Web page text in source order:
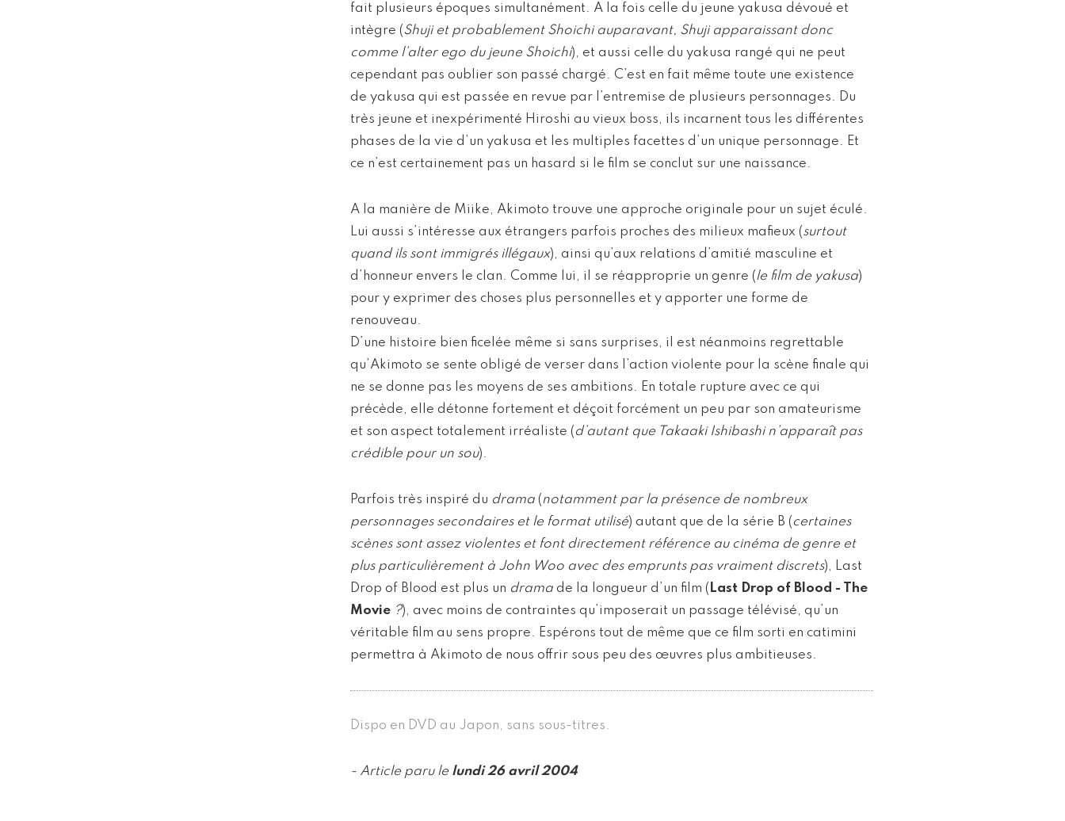
fait plusieurs époques simultanément. A la fois celle du jeune yakusa dévoué et
intègre (Shuji et probablement Shoichi auparavant, Shuji apparaissant donc
comme l’alter ego du jeune Shoichi), et aussi celle du yakusa rangé qui ne peut
cependant pas oublier son passé chargé. C’est en fait même toute une existence
de yakusa qui est passée en revue par l’entremise de plusieurs personnages. Du
très jeune et inexpérimenté Hiroshi au vieux boss, ils incarnent tous les différentes
phases de la vie d’un yakusa et les multiples facettes d’un unique personnage. Et
ce n’est certainement pas un hasard si le film se conclut sur une naissance.
A la manière de Miike, Akimoto trouve une approche originale pour un sujet éculé.
Lui aussi s’intéresse aux étrangers parfois proches des milieux mafieux (surtout
quand ils sont immigrés illégaux), ainsi qu’aux relations d’amitié masculine et
d’honneur envers le clan. Comme lui, il se réapproprie un genre (le film de yakusa)
pour y exprimer des choses plus personnelles et y apporter une forme de
renouveau.
D’une histoire bien ficelée même si sans surprises, il est néanmoins regrettable
qu’Akimoto se sente obligé de verser dans l’action violente pour la scène finale qui
ne se donne pas les moyens de ses ambitions. En totale rupture avec ce qui
précède, elle détonne fortement et déçoit forcément un peu par son amateurisme
et son aspect totalement irréaliste (d’autant que Takaaki Ishibashi n’apparaît pas
crédible pour un sou).
Parfois très inspiré du drama (notamment par la présence de nombreux
personnages secondaires et le format utilisé) autant que de la série B (certaines
scènes sont assez violentes et font directement référence au cinéma de genre et
plus particulièrement à John Woo avec des emprunts pas vraiment discrets), Last
Drop of Blood est plus un drama de la longueur d’un film ( Last Drop of Blood - The
Movie ?), avec moins de contraintes qu’imposerait un passage télévisé, qu’un
véritable film au sens propre. Espérons tout de même que ce film sorti en catimini
permettra à Akimoto de nous offrir sous peu des œuvres plus ambitieuses.
Dispo en DVD au Japon, sans sous-titres.
- Article paru le lundi 26 avril 2004